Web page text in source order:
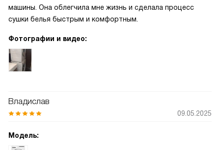
машины. Она облегчила мне жизнь и сделала процесс
сушки белья быстрым и комфортным.
Фотографии и видео:
Владислав
09.05.2025
Модель: